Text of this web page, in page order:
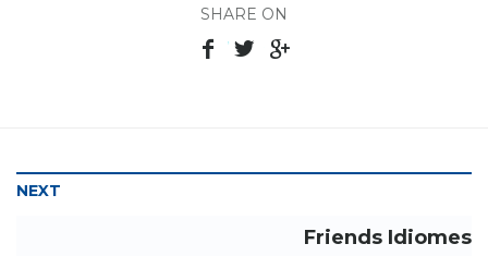
SHARE ON
NEXT
Friends Idiomes